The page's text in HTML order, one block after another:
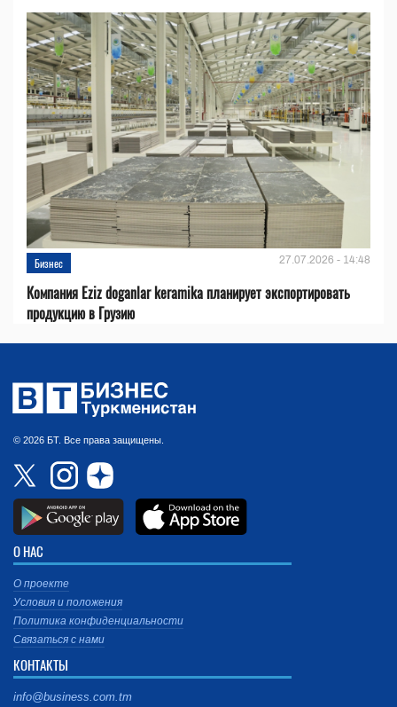
Бизнес 27.07.2026 - 14:48
Компания Eziz doganlar keramika планирует экспортировать
продукцию в Грузию
© 2026 БТ. Все права защищены.
О НАС
О проекте
Условия и положения
Политика конфиденциальности
Связаться с нами
КОНТАКТЫ
info@business.com.tm